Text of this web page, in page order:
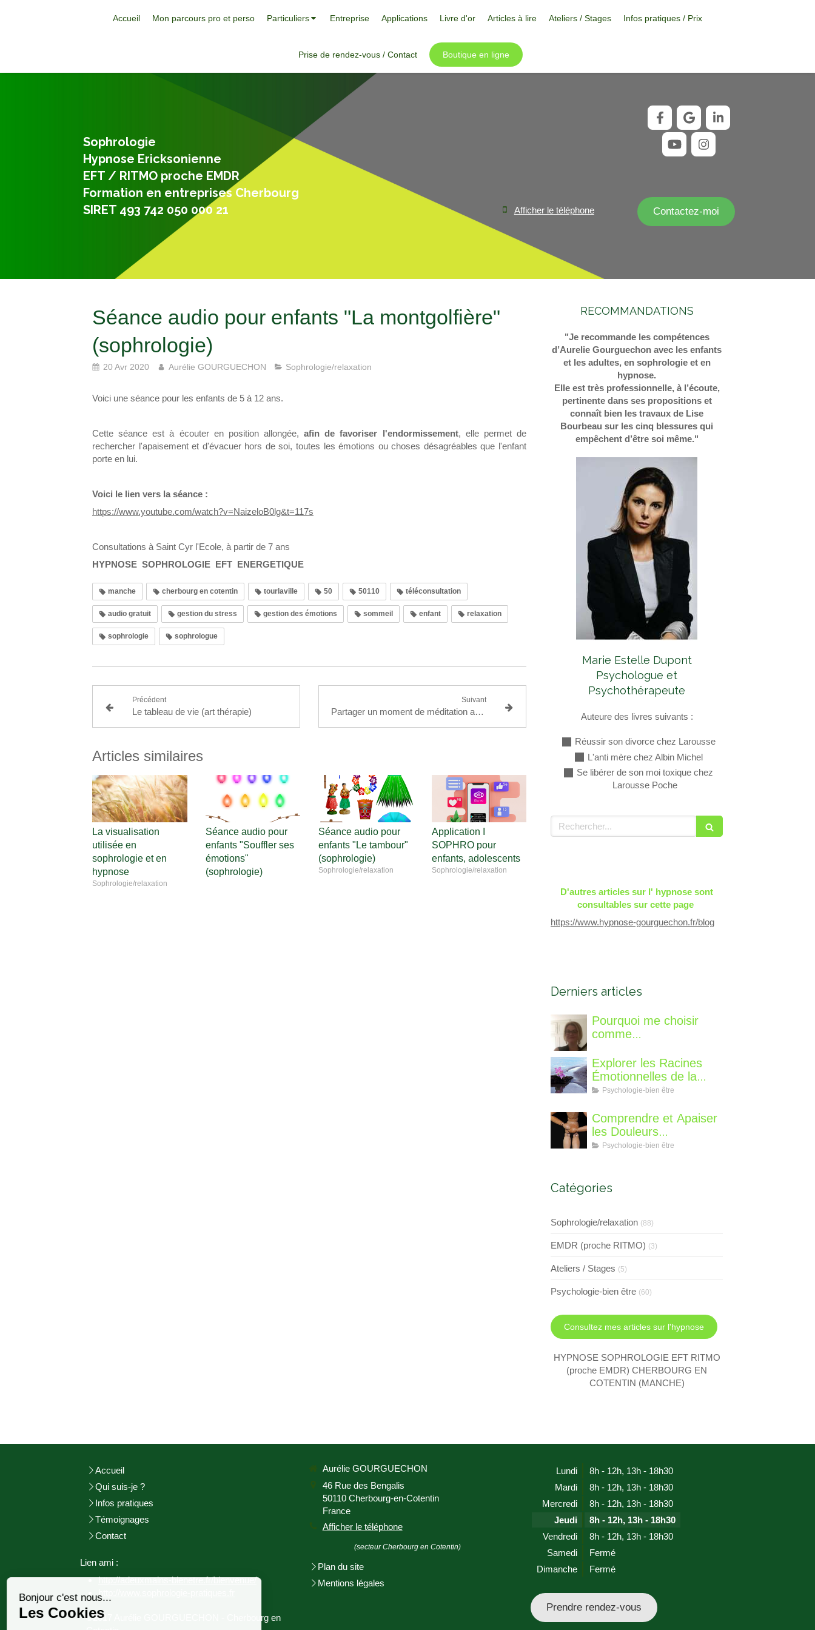
Accueil Mon parcours pro et perso Particuliers Entreprise Applications Livre d'or Articles à lire Ateliers / Stages Infos pratiques / Prix
Prise de rendez-vous / Contact Boutique en ligne
Sophrologie
Hypnose Ericksonienne
EFT / RITMO proche EMDR
Formation en entreprises Cherbourg
SIRET 493 742 050 000 21
Contactez-moi
Afficher le téléphone
Séance audio pour enfants "La montgolfière"
(sophrologie)
20 Avr 2020 Aurélie GOURGUECHON Sophrologie/relaxation
Voici une séance pour les enfants de 5 à 12 ans.
Cette séance est à écouter en position allongée,afin de favoriser l'endormissement, elle permet de
rechercher l'apaisement et d'évacuer hors de soi, toutes les émotions ou choses désagréables que l'enfant
porte en lui.
Voici le lien vers la séance :
https://www.youtube.com/watch?v=NaizeloB0lg&t=117s
Consultations à Saint Cyr l'Ecole, à partir de 7 ans
HYPNOSE SOPHROLOGIE EFT ENERGETIQUE
manche cherbourg en cotentin tourlaville 50 50110 téléconsultation
audio gratuit gestion du stress gestion des émotions sommeil enfant relaxation
sophrologie sophrologue
Précédent
Le tableau de vie (art thérapie)
Suivant
Partager un moment de méditation avec mon enfant
Articles similaires
La visualisation
utilisée en
sophrologie et en
hypnose
Sophrologie/relaxation
Séance audio pour
enfants "Souffler ses
émotions"
(sophrologie)
Séance audio pour
enfants "Le tambour"
(sophrologie)
Sophrologie/relaxation
Application I
SOPHRO pour
enfants, adolescents
Sophrologie/relaxation
RECOMMANDATIONS
"Je recommande les compétences
d’Aurelie Gourguechon avec les enfants
et les adultes, en sophrologie et en
hypnose.
Elle est très professionnelle, à l’écoute,
pertinente dans ses propositions et
connaît bien les travaux de Lise
Bourbeau sur les cinq blessures qui
empêchent d’être soi même."
Marie Estelle Dupont
Psychologue et
Psychothérapeute
Auteure des livres suivants :
Réussir son divorce chez Larousse
L'anti mère chez Albin Michel
Se libérer de son moi toxique chez
Larousse Poche
Rechercher
D'autres articles sur l' hypnose sont
consultables sur cette page
https://www.hypnose-gourguechon.fr/blog
Derniers articles
Pourquoi me choisir
comme
suis-je, qu'est ce que je
vous propose de
différent?
Explorer les Racines
Émotionnelles de la
Perte de Poids : Un
Psychologie-bien être
Comprendre et Apaiser
les Douleurs
Neuroplastiques : Une
l'EFT
Psychologie-bien être
Catégories
Sophrologie/relaxation (88)
EMDR (proche RITMO) (3)
Ateliers / Stages (5)
Psychologie-bien être (60)
Consultez mes articles sur l'hypnose
HYPNOSE SOPHROLOGIE EFT RITMO
(proche EMDR) CHERBOURG EN
COTENTIN (MANCHE)
Accueil
Qui suis-je ?
Infos pratiques
Témoignages
Contact
Lien ami :
http://adeuxmains-bienetre.fr/bienvenue/
©2017 Aurélie GOURGUECHON - Cherbourg en
Aurélie GOURGUECHON
46 Rue des Bengalis
50110 Cherbourg-en-Cotentin
France
Afficher le téléphone
(secteur Cherbourg en Cotentin)
Plan du site
Mentions légales
Lundi 8h - 12h, 13h - 18h30
Mardi
8h - 12h, 13h - 18h30
Mercredi
8h - 12h, 13h - 18h30
Jeudi
8h - 12h, 13h - 18h30
Vendredi
8h - 12h, 13h - 18h30
Samedi
Fermé
Dimanche
Fermé
Prendre rendez-vous
Continuer sans accepter
Bonjour c'est nous...
Les Cookies